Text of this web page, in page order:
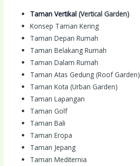
Taman Vertikal (Vertical Garden)
Konsep Taman Kering
Taman Depan Rumah
Taman Belakang Rumah
Taman Dalam Rumah
Taman Atas Gedung (Roof Garden)
Taman Kota (Urban Garden)
Taman Lapangan
Taman Golf
Taman Bali
Taman Eropa
Taman Jepang
Taman Mediternia